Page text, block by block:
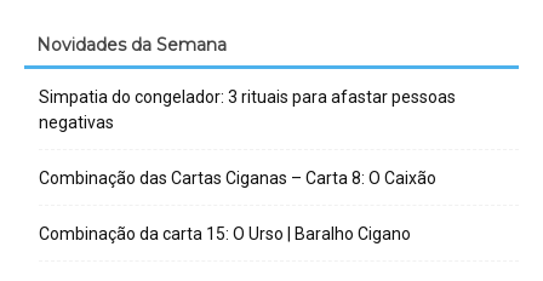
Novidades da Semana
Simpatia do congelador: 3 rituais para afastar pessoas
negativas
Combinação das Cartas Ciganas – Carta 8: O Caixão
Combinação da carta 15: O Urso | Baralho Cigano